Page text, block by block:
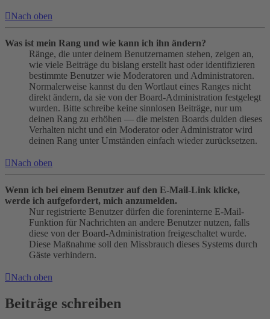
Nach oben
Was ist mein Rang und wie kann ich ihn ändern?
Ränge, die unter deinem Benutzernamen stehen, zeigen an,
wie viele Beiträge du bislang erstellt hast oder identifizieren
bestimmte Benutzer wie Moderatoren und Administratoren.
Normalerweise kannst du den Wortlaut eines Ranges nicht
direkt ändern, da sie von der Board-Administration festgelegt
wurden. Bitte schreibe keine sinnlosen Beiträge, nur um
deinen Rang zu erhöhen — die meisten Boards dulden dieses
Verhalten nicht und ein Moderator oder Administrator wird
deinen Rang unter Umständen einfach wieder zurücksetzen.
Nach oben
Wenn ich bei einem Benutzer auf den E-Mail-Link klicke,
werde ich aufgefordert, mich anzumelden.
Nur registrierte Benutzer dürfen die foreninterne E-Mail-
Funktion für Nachrichten an andere Benutzer nutzen, falls
diese von der Board-Administration freigeschaltet wurde.
Diese Maßnahme soll den Missbrauch dieses Systems durch
Gäste verhindern.
Nach oben
Beiträge schreiben